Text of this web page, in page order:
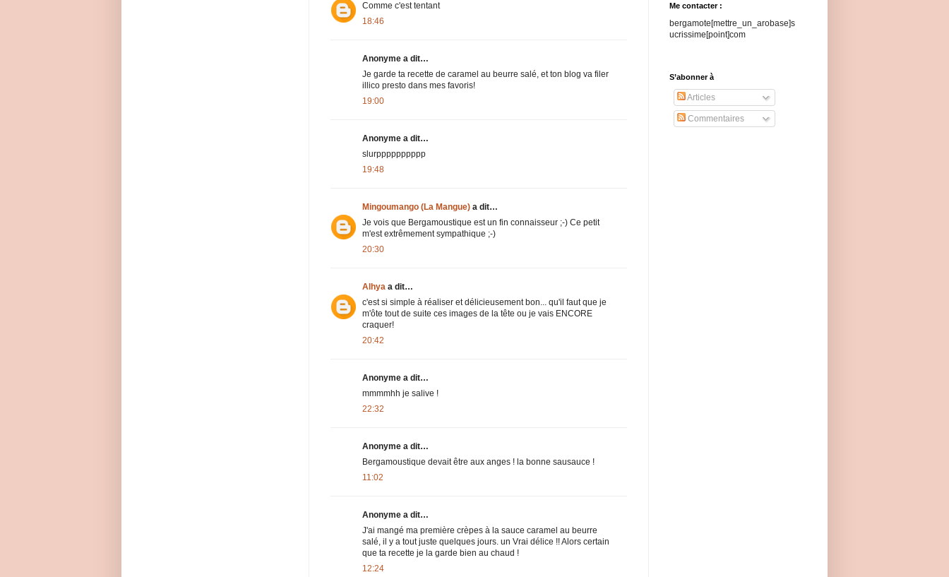
Comme c'est tentant
18:46
Anonyme a dit…
Je garde ta recette de caramel au beurre salé, et ton blog va filer
illico presto dans mes favoris!
19:00
Anonyme a dit…
slurpppppppppp
19:48
Mingoumango (La Mangue) a dit…
Je vois que Bergamoustique est un fin connaisseur ;-) Ce petit
m'est extrêmement sympathique ;-)
20:30
Alhya a dit…
c'est si simple à réaliser et délicieusement bon... qu'il faut que je
m'ôte tout de suite ces images de la tête ou je vais ENCORE
craquer!
20:42
Anonyme a dit…
mmmmhh je salive !
22:32
Anonyme a dit…
Bergamoustique devait être aux anges ! la bonne sausauce !
11:02
Anonyme a dit…
J'ai mangé ma première crèpes à la sauce caramel au beurre
salé, il y a tout juste quelques jours. un Vrai délice !! Alors certain
que ta recette je la garde bien au chaud !
12:24
Me contacter :
bergamote[mettre_un_arobase]s
ucrissime[point]com
S’abonner à
Articles
Commentaires